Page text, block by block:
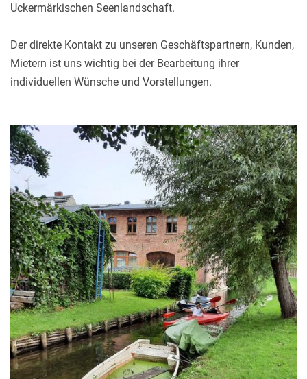
Uckermärkischen Seenlandschaft.
Der direkte Kontakt zu unseren Geschäftspartnern, Kunden,
Mietern ist uns wichtig bei der Bearbeitung ihrer
individuellen Wünsche und Vorstellungen.